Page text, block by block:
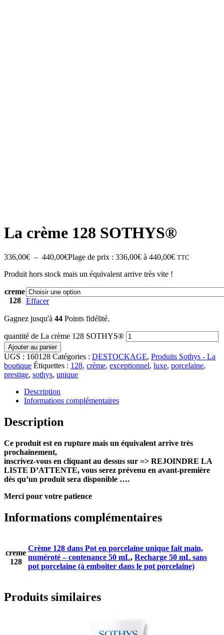
La crème 128 SOTHYS®
336,00€ – 440,00€Plage de prix : 336,00€ à 440,00€ TTC
Produit hors stock mais un équivalent arrive très vite !
creme
128
Effacer
Gagnez jusqu'à 44 Points fidélité.
quantité de La crème 128 SOTHYS®
Ajouter au panier
UGS : 160128 Catégories : DESTOCKAGE, Produits Sothys - La
boutique Étiquettes : 128, crème, exceptionnel, luxe, porcelaine,
prestige, sothys, unique
Description
Informations complémentaires
Description
Ce produit est en rupture mais un équivalent arrive très
prochainement,
inscrivez-vous en cliquant au dessus sur => REJOINDRE LA
LISTE D’ATTENTE, vous serez prévenu en avant-première
dès qu’un produit sera disponible ….
Merci pour votre patience
Informations complémentaires
creme
128
Crème 128 dans Pot en porcelaine unique fait main,
numéroté – contenance 50 mL, Recharge 50 mL sans
pot porcelaine (à emboiter dans le pot porcelaine)
Produits similaires